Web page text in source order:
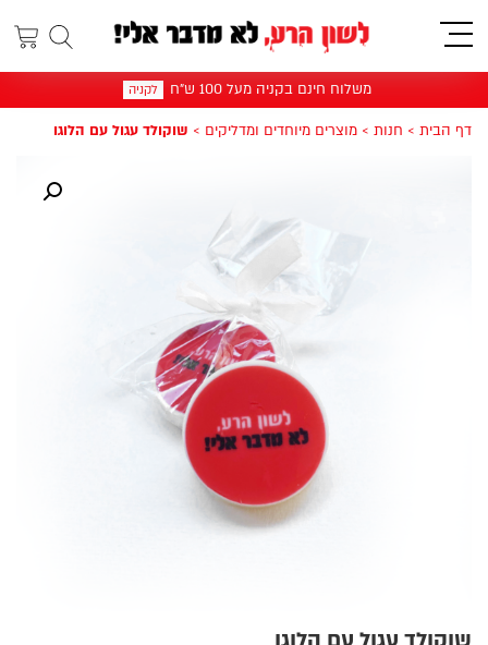
תפריט
משלוח חינם בקניה מעל 100 ש"ח לקניה
דף הבית > חנות > מוצרים מיוחדים ומדליקים > שוקולד עגול עם הלוגו